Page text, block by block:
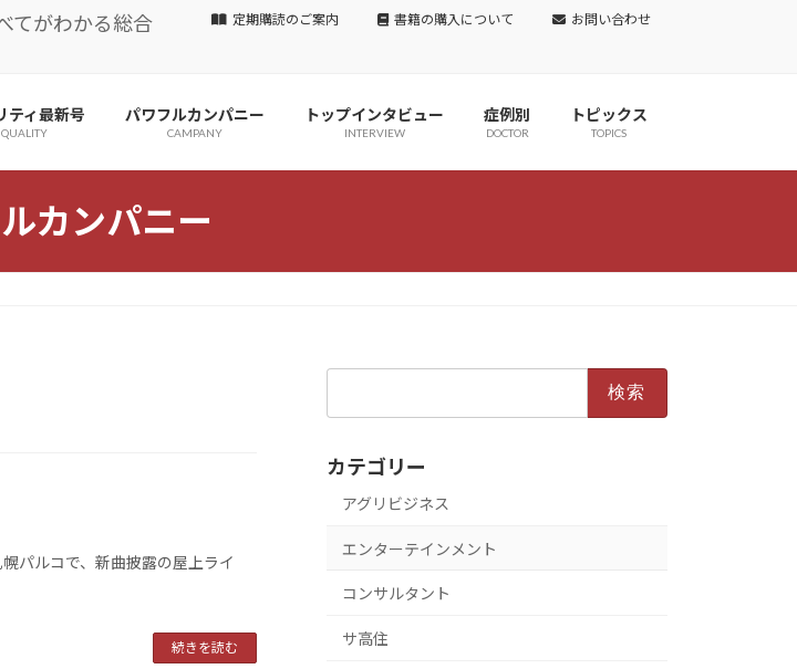
てがわかる総合
定期購読のご案内 書籍の購入について お問い合わせ
ティ最新号
QUALITY
パワフルカンパニー
CAMPANY
トップインタビュー
INTERVIEW
症例別
DOCTOR
トピックス
TOPICS
カンパニー
パルコで、新曲披露の屋上ライ
続きを読む
カテゴリー
アグリビジネス
エンターテインメント
コンサルタント
サ高住